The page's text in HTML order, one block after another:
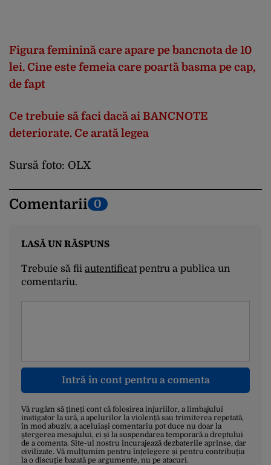
Figura feminină care apare pe bancnota de 10
lei. Cine este femeia care poartă basma pe cap,
de fapt
Ce trebuie să faci dacă ai BANCNOTE
deteriorate. Ce arată legea
Sursă foto: OLX
Comentarii 0
LASĂ UN RĂSPUNS
Trebuie să fii autentificatpentru a publica un
comentariu.
Intră în cont pentru a comenta
Vă rugăm să țineți cont că folosirea injuriilor, a limbajului
instigator la ură, a apelurilor la violență sau trimiterea repetată,
în mod abuziv, a aceluiași comentariu pot duce nu doar la
ștergerea mesajului, ci și la suspendarea temporară a dreptului
de a comenta. Site-ul nostru încurajează dezbaterile aprinse, dar
civilizate. Vă mulțumim pentru înțelegere și pentru contribuția
la o discuție bazată pe argumente, nu pe atacuri.